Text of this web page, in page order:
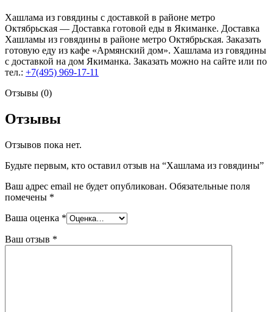
Хашлама из говядины с доставкой в районе метро
Октябрьская — Доставка готовой еды в Якиманке. Доставка
Хашламы из говядины в районе метро Октябрьская. Заказать
готовую еду из кафе «Армянский дом». Хашлама из говядины
с доставкой на дом Якиманка. Заказать можно на сайте или по
тел.: +7(495) 969-17-11
Отзывы (0)
Отзывы
Отзывов пока нет.
Будьте первым, кто оставил отзыв на “Хашлама из говядины”
Ваш адрес email не будет опубликован. Обязательные поля
помечены *
Ваша оценка *
Ваш отзыв *